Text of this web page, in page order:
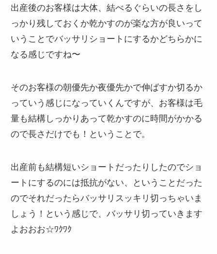
出産後のお客様は大体、結べるぐらいの長さをし
っかり残しておくか乾かすのが楽な方が良いって
いうことでバッサリショートにするかどちらかに
なる感じですね〜
そのお客様の朝優先か夜優先かで伸ばすか切るか
っていう感じになっていくんですが、お客様は毛
量も結構しっかりあって乾かすのに時間がかかる
ので長さだけでも！ということで。
出産前も結構短いショートだったりしたのでショ
ートにするのには抵抗がない、ということだった
のでそれだったらバッサリスッキリ切っちゃいま
しょう！という感じで、バッサリ切っていきます
よおおお☆ﾜｸﾜｸ